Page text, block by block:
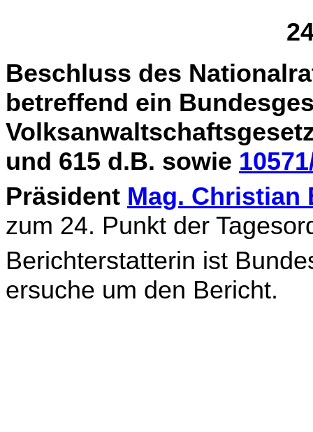
Beschluss des
betreffend ein
und 615 d.B. sowie
Präsident Mag. Christian
zum 24. Punkt der
Berichterstatterin ist
ersuche um den Bericht.